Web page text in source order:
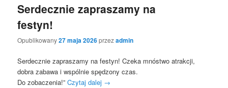
Serdecznie zapraszamy na
festyn!
Opublikowany27 maja 2026przezadmin
Serdecznie zapraszamy na festyn! Czeka mnóstwo atrakcji,
dobra zabawa i wspólnie spędzony czas.
Do zobaczenia!”Czytaj dalej →